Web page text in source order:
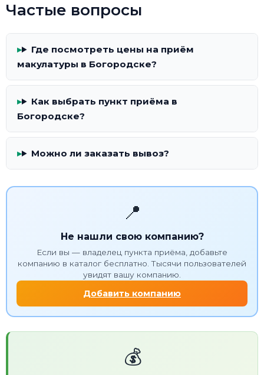
Частые вопросы
Где посмотреть цены на приём
макулатуры в Богородске?
Как выбрать пункт приёма в
Богородске?
Можно ли заказать вывоз?
📍
Не нашли свою компанию?
Если вы — владелец пункта приёма, добавьте
компанию в каталог бесплатно. Тысячи пользователей
увидят вашу компанию.
Добавить компанию
💰